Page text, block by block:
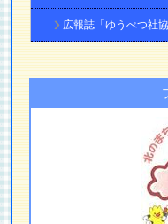
広報誌「ゆうべつ社協